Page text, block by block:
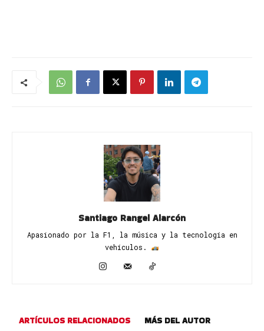
Santiago Rangel Alarcón
Apasionado por la F1, la música y la tecnología en
vehículos. ​
ARTÍCULOS RELACIONADOS MÁS DEL AUTOR